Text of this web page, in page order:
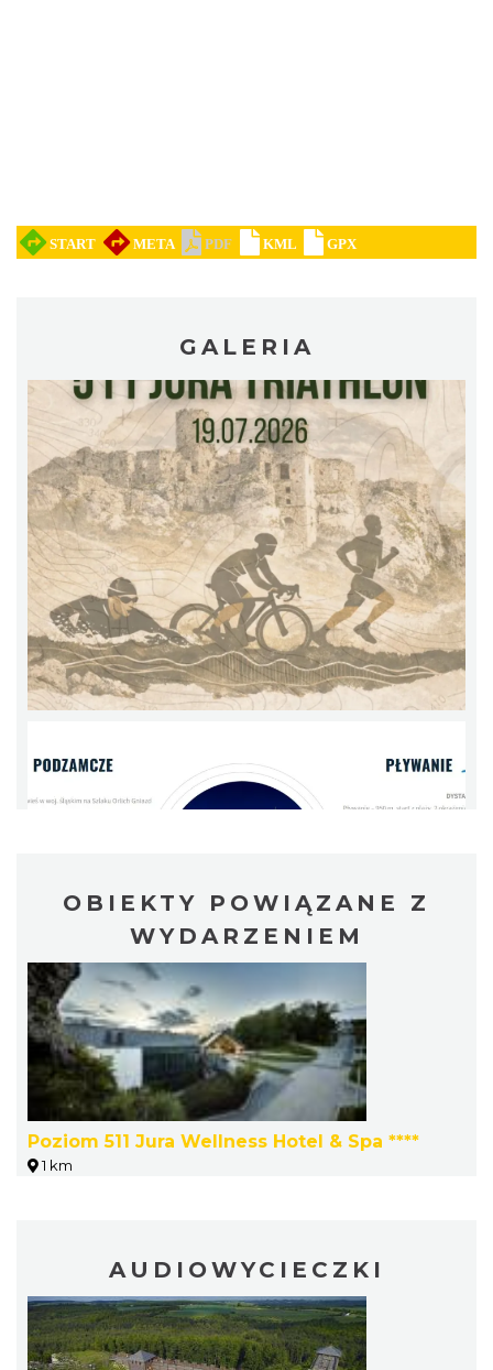
Zimna Połówka & Ćwiartka czyli Extremalny
Półmaraton oraz Ćwierćmaraton Jurajski
Niegowonice
2026-12-19
10.61 km
Festiwal Biegowy JuraRun 2026. Wielkie
bieganie wraca na Jurę!
2026-10-02
12.01 km
Światowy Festiwal Prażonek w Porębie
Poręba
Rabsztyn
15.13 km
GALERIA
OBIEKTY POWIĄZANE Z
WYDARZENIEM
Poziom 511 Jura Wellness Hotel & Spa ****
1 km
AUDIOWYCIECZKI